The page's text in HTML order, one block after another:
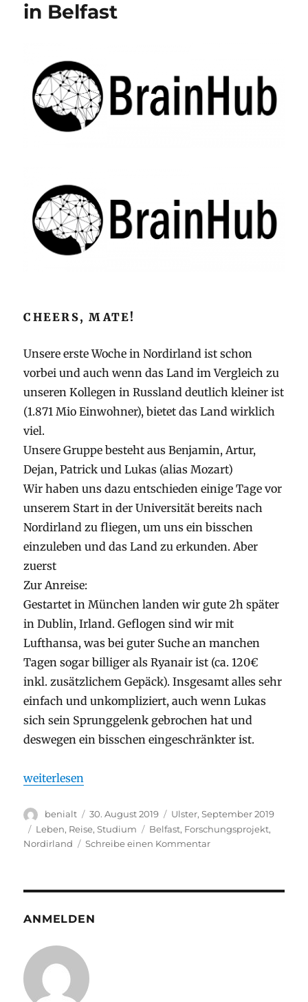
in Belfast
CHEERS, MATE!
Unsere erste Woche in Nordirland ist schon
vorbei und auch wenn das Land im Vergleich zu
unseren Kollegen in Russland deutlich kleiner ist
(1.871 Mio Einwohner), bietet das Land wirklich
viel.
Unsere Gruppe besteht aus Benjamin, Artur,
Dejan, Patrick und Lukas (alias Mozart)
Wir haben uns dazu entschieden einige Tage vor
unserem Start in der Universität bereits nach
Nordirland zu fliegen, um uns ein bisschen
einzuleben und das Land zu erkunden. Aber
zuerst
Zur Anreise:
Gestartet in München landen wir gute 2h später
in Dublin, Irland. Geflogen sind wir mit
Lufthansa, was bei guter Suche an manchen
Tagen sogar billiger als Ryanair ist (ca. 120€
inkl. zusätzlichem Gepäck). Insgesamt alles sehr
einfach und unkompliziert, auch wenn Lukas
sich sein Sprunggelenk gebrochen hat und
deswegen ein bisschen eingeschränkter ist.
„Anreise und erste Woche in Belfast“
weiterlesen
Autor
benialt
Veröffentlicht
am
30. August 2019 Stay
Ulster, September 2019
Kategorien
Leben, Reise,Studium Schlagwörter
Belfast, Forschungsprojekt,
Nordirland
Schreibe einen Kommentarzu
ANMELDEN